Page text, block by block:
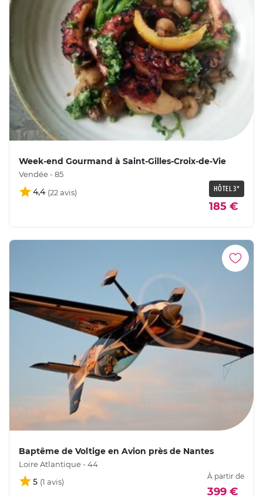
Week-end Gourmand à Saint-Gilles-Croix-de-Vie
Vendée - 85
4,4 HÔTEL 3*
185 €
Baptême de Voltige en Avion près de Nantes
Loire Atlantique - 44
5
À partir de
399 €